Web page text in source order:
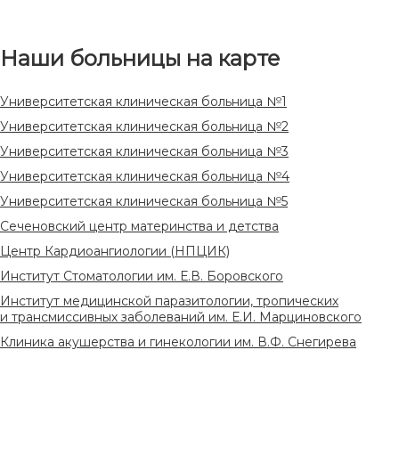
Наши больницы на карте
Университетская клиническая больница №1
Университетская клиническая больница №2
Университетская клиническая больница №3
Университетская клиническая больница №4
Университетская клиническая больница №5
Сеченовский центр материнства и детства
Центр Кардиоангиологии (НПЦИК)
Институт Стоматологии им. Е.В. Боровского
Институт медицинской паразитологии, тропических
и трансмиссивных заболеваний им. Е.И. Марциновского
Клиника акушерства и гинекологии им. В.Ф. Снегирева